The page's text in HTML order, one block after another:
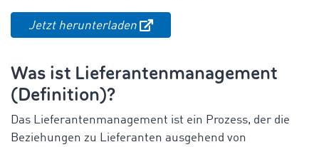
Jetzt herunterladen
Was ist Lieferantenmanagement
(Definition)?
Das Lieferantenmanagement ist ein Prozess, der die
Beziehungen zu Lieferanten ausgehend von